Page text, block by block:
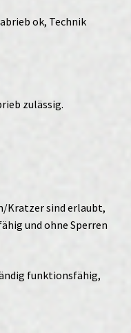
ok, Technik
zulässig.
Kratzer sind erlaubt,
und ohne Sperren
funktionsfähig,